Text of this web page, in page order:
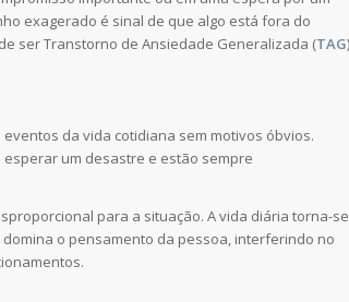
exagerado é sinal de que algo está fora do
ser Transtorno de Ansiedade Generalizada (TAG
da vida cotidiana sem motivos óbvios.
um desastre e estão sempre
para a situação. A vida diária torna-se
o pensamento da pessoa, interferindo no